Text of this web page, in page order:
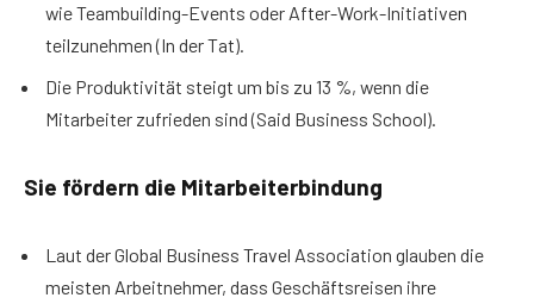
wie Teambuilding-Events oder After-Work-Initiativen
teilzunehmen (In der Tat).
Die Produktivität steigt um bis zu 13 %, wenn die
Mitarbeiter zufrieden sind (Said Business School).
Sie fördern die Mitarbeiterbindung
Laut der Global Business Travel Association glauben die
meisten Arbeitnehmer, dass Geschäftsreisen ihre